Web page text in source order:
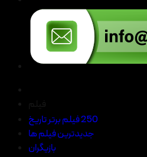
250 فیلم برتر تاریخ
جدیدترین فیلم ها
بازیگران